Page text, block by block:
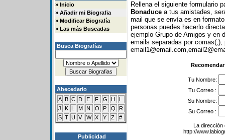
» Inicio
» Añadir mi Biografia
» Modificar Biografía
» Las más Buscadas
Busca Biografías
Abecedario
A B C D E F G H
I
J
K L M N O P Q
R
S T U V W X Y Z #
Publicidad
Rellena el siguiente formulario
Bonaduce a tus amistades,
mail que se envía es en
personas puedes hacerlo
ejemplo Grupo de Amigos y en
emails separadas por comas(,),
Tu Nombre:
Tu Correo :
Su Nombre:
Su Correo :
La dirección
http://